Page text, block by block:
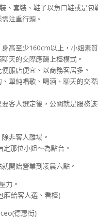
、套裝、鞋子以魚口鞋或是包
注重行頭。
高至少160cm以上，小姐素
天的交際應酬上檯模式。
服店便宜、以商務客居多。
單純唱歌、喝酒、聊天的交際
客人選定後，公關就是服務該
非客人離場。
那位小姐～為點台。
開始營業到凌晨六點。
力。
廂給客人選、看檯)
德惠街)